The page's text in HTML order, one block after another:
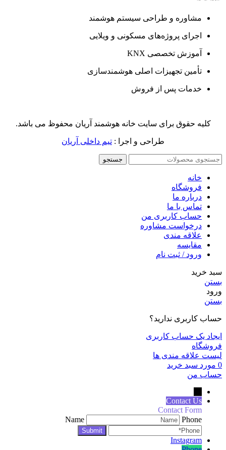
مشاوره و طراحی سیستم هوشمند
اجرای پروژه‌های مسکونی و ویلایی
آموزش تخصصی KNX
تأمین تجهیزات اصلی هوشمندسازی
خدمات پس از فروش
کلیه حقوق برای سایت خانه هوشمند آریان محفوظ می باشد.
طراحی و اجرا : تیم داخلی آریان
جستجو
خانه
فروشگاه
درباره ما
تماس با ما
حساب کاربری من
درخواست مشاوره
علاقه مندی
مقايسه
ورود / ثبت نام
سبد خرید
بستن
ورود
بستن
حساب کاربری ندارید؟
ایجاد یک حساب کاربری
فروشگاه
لیست علاقه مندی ها
0 مورد سبد خرید
حساب من
Contact Us
Contact Form
Name
Phone
Instagram